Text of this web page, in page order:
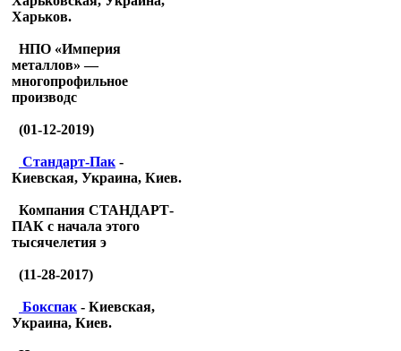
Харьков.
НПО «Империя
металлов» —
многопрофильное
производс
(01-12-2019)
Стандарт-Пак -
Киевская, Украина, Киев.
Компания СТАНДАРТ-
ПАК с начала этого
тысячелетия э
(11-28-2017)
Бокспак - Киевская,
Украина, Киев.